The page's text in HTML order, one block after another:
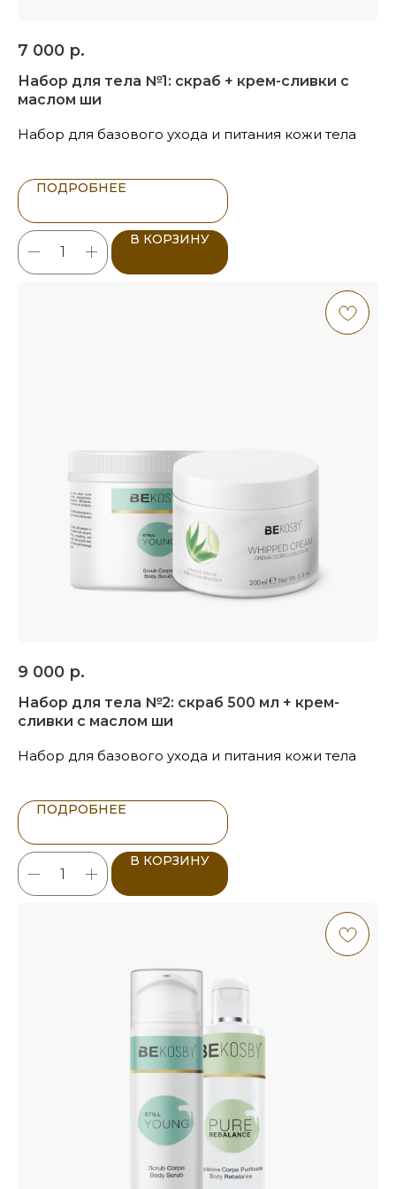
7 000 р.
Набор для тела №1: скраб + крем-сливки с
маслом ши
Набор для базового ухода и питания кожи тела
ПОДРОБНЕЕ
В КОРЗИНУ
9 000 р.
Набор для тела №2: скраб 500 мл + крем-
сливки с маслом ши
Набор для базового ухода и питания кожи тела
ПОДРОБНЕЕ
В КОРЗИНУ